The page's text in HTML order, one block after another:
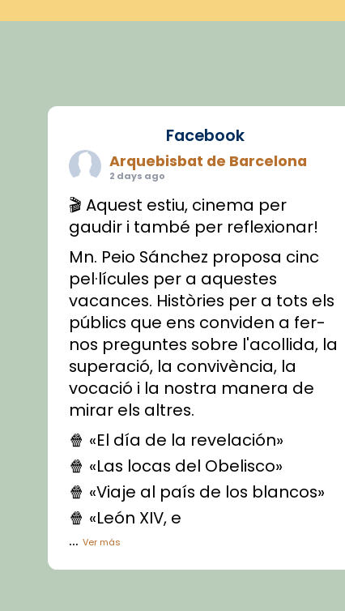
Facebook
Arquebisbat de Barcelona
2 days ago
🎬 Aquest estiu, cinema per
gaudir i també per reflexionar!
Mn. Peio Sánchez proposa cinc
pel·lícules per a aquestes
vacances. Històries per a tots els
públics que ens conviden a fer-
nos preguntes sobre l'acollida, la
superació, la convivència, la
vocació i la nostra manera de
mirar els altres.
🍿 «El día de la revelación»
🍿 «Las locas del Obelisco»
🍿 «Viaje al país de los blancos»
🍿 «León XIV, e
...Ver más
Vídeo